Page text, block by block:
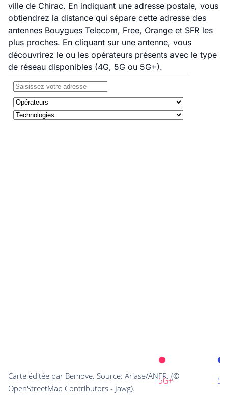
ville de Chirac. En indiquant une adresse postale, vous
obtiendrez la distance qui sépare cette adresse des
antennes Bouygues Telecom, Free, Orange et SFR les
plus proches. En cliquant sur une antenne, vous
découvrirez le ou les opérateurs présents avec le type
de réseau disponibles (4G, 5G ou 5G+).